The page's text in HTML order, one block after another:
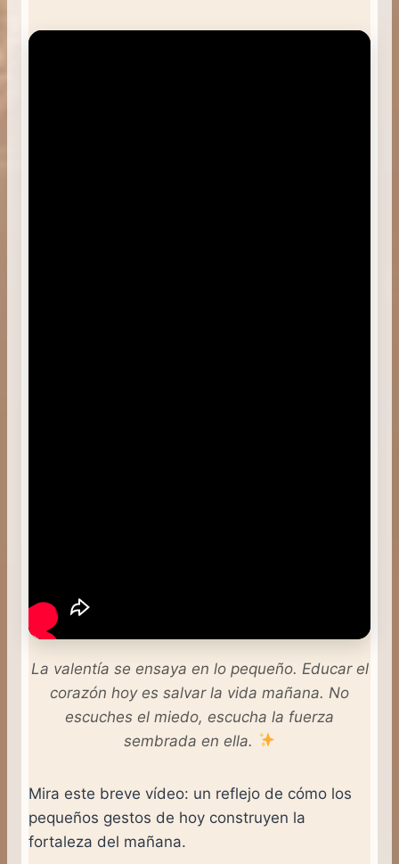
La valentía se ensaya en lo pequeño. Educar el
corazón hoy es salvar la vida mañana. No
escuches el miedo, escucha la fuerza
sembrada en ella.
Mira este breve vídeo: un reflejo de cómo los
pequeños gestos de hoy construyen la
fortaleza del mañana.